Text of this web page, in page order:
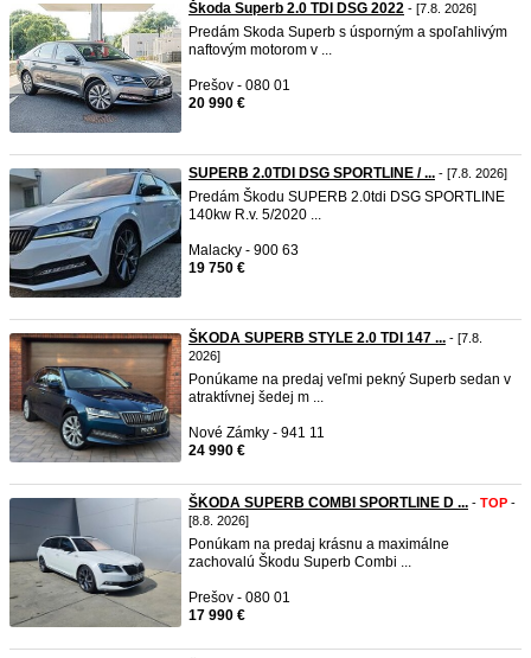
Škoda Superb 2.0 TDI DSG 2022 - [7.8. 2026]
Predám Skoda Superb s úsporným a spoľahlivým
naftovým motorom v ...
Prešov - 080 01
20 990 €
SUPERB 2.0TDI DSG SPORTLINE / ... - [7.8. 2026]
Predám Škodu SUPERB 2.0tdi DSG SPORTLINE
140kw R.v. 5/2020 ...
Malacky - 900 63
19 750 €
ŠKODA SUPERB STYLE 2.0 TDI 147 ... - [7.8.
2026]
Ponúkame na predaj veľmi pekný Superb sedan v
atraktívnej šedej m ...
Nové Zámky - 941 11
24 990 €
ŠKODA SUPERB COMBI SPORTLINE D ... - TOP -
[8.8. 2026]
Ponúkam na predaj krásnu a maximálne
zachovalú Škodu Superb Combi ...
Prešov - 080 01
17 990 €